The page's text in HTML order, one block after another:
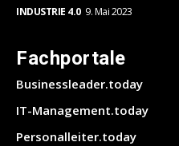
INDUSTRIE 4.0 9. Mai 2023
Fachportale
Businessleader.today
IT-Management.today
Personalleiter.today